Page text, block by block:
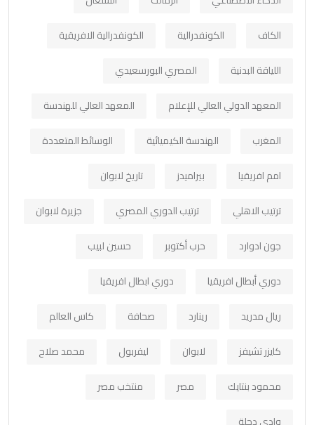
الكاف
الكونفدرالية
الكونفدرالية الافريقية
اللياقة البدنية
المصري البورسعيدي
المعهد الدولي العالي للإعلام
المعهد العالي للهندسة
المغرب
الهندسة الكيميائية
الوسائط المتعددة
امم افريقيا
بيراميدز
تاريخ لابوان
ترتيب الاهلي
ترتيب الدوري المصري
جزيرة لابوان
جون ادوارد
حرب أكتوبر
حسين لبيب
دوري أبطال افريقيا
دوري ابطال افريقيا
ريال مدريد
رينارد صحافة
كاس العالم
كايزر تشيفز
لابوان ليفربول
محمد صلاح
محمود بنتايك
مصر
منتخب مصر